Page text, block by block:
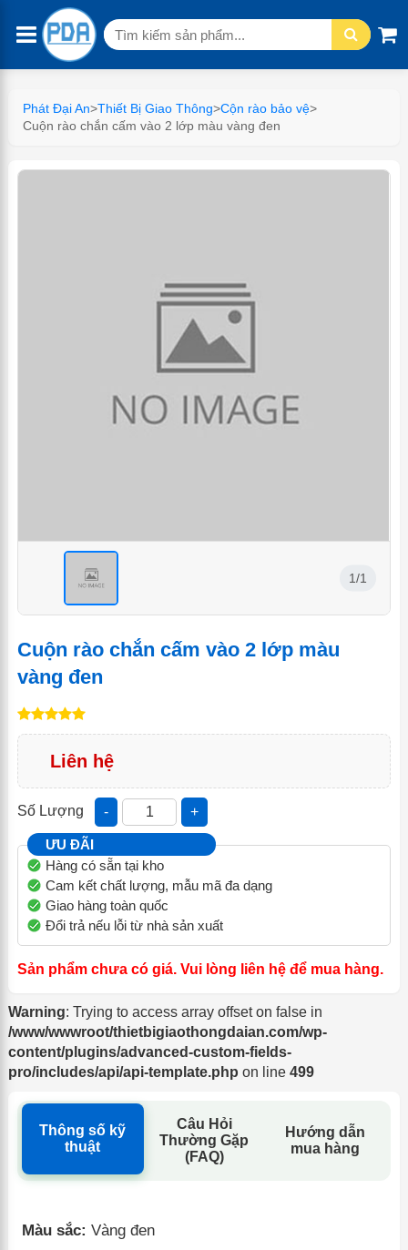
Tìm
Phát Đại An>Thiết Bị Giao Thông>Cộn rào bảo vệ>
Cuộn rào chắn cấm vào 2 lớp màu vàng đen
<
1/1
Cuộn rào chắn cấm vào 2 lớp màu
vàng đen
Liên hệ
Số Lượng - +
ƯU ĐÃI
Hàng có sẵn tại kho
Cam kết chất lượng, mẫu mã đa dạng
Giao hàng toàn quốc
Đổi trả nếu lỗi từ nhà sản xuất
Sản phẩm chưa có giá. Vui lòng liên hệ để mua hàng.
Warning: Trying to access array offset on false in
/www/wwwroot/thietbigiaothongdaian.com/wp-
content/plugins/advanced-custom-fields-
pro/includes/api/api-template.php on line499
Thông số kỹ
thuật
Câu Hỏi
Thường Gặp
(FAQ)
Hướng dẫn
mua hàng
Màu sắc: Vàng đen